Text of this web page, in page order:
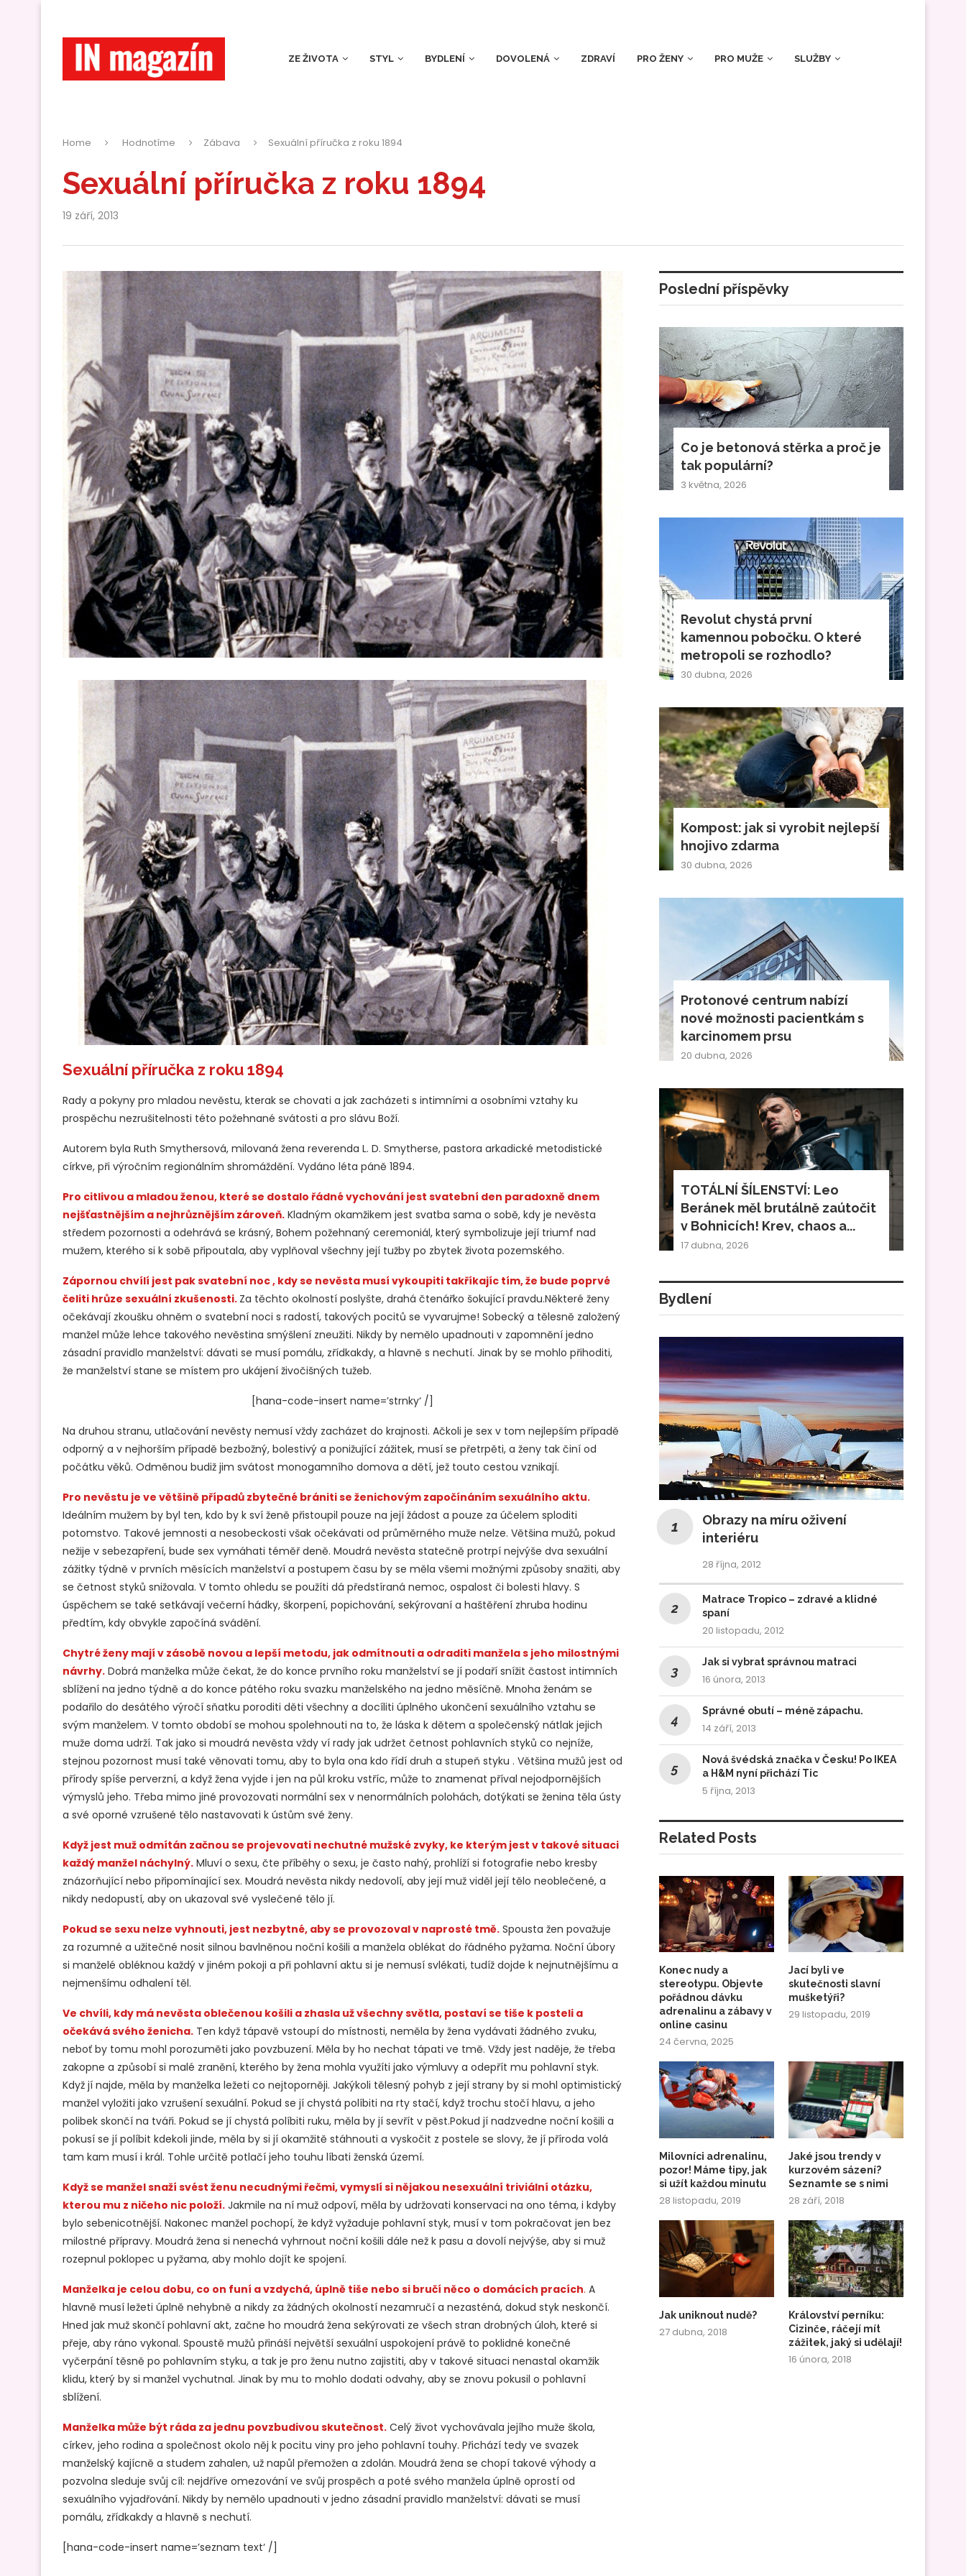
ZE ŽIVOTA STYL BYDLENÍ DOVOLENÁ ZDRAVÍ PRO ŽENY PRO MUŽE SLUŽBY
Home Hodnotíme Zábava Sexuální příručka z roku 1894
Sexuální příručka z roku 1894
19 září, 2013
Sexuální příručka z roku 1894
Rady a pokyny pro mladou nevěstu, kterak se chovati a jak zacházeti s intimními a osobními vztahy ku
prospěchu nezrušitelnosti této požehnané svátosti a pro slávu Boží.
Autorem byla Ruth Smythersová, milovaná žena reverenda L. D. Smytherse, pastora arkadické metodistické
církve, při výročním regionálním shromáždění. Vydáno léta páně 1894.
Pro citlivou a mladou ženou, které se dostalo řádné vychování jest svatební den paradoxně dnem
nejšťastnějším a nejhrůznějším zároveň. Kladným okamžikem jest svatba sama o sobě, kdy je nevěsta
středem pozornosti a odehrává se krásný, Bohem požehnaný ceremoniál, který symbolizuje její triumf nad
mužem, kterého si k sobě připoutala, aby vyplňoval všechny její tužby po zbytek života pozemského.
Zápornou chvílí jest pak svatební noc , kdy se nevěsta musí vykoupiti takříkajíc tím, že bude poprvé
čeliti hrůze sexuální zkušenosti. Za těchto okolností poslyšte, drahá čtenářko šokující pravdu.Některé ženy
očekávají zkoušku ohněm o svatební noci s radostí, takových pocitů se vyvarujme! Sobecký a tělesně založený
manžel může lehce takového nevěstina smýšlení zneužiti. Nikdy by nemělo upadnouti v zapomnění jedno
zásadní pravidlo manželství: dávati se musí pomálu, zřídkakdy, a hlavně s nechutí. Jinak by se mohlo přihoditi,
že manželství stane se místem pro ukájení živočišných tužeb.
[hana-code-insert name=’strnky‘ /]
Na druhou stranu, utlačování nevěsty nemusí vždy zacházet do krajnosti. Ačkoli je sex v tom nejlepším případě
odporný a v nejhorším případě bezbožný, bolestivý a ponižující zážitek, musí se přetrpěti, a ženy tak činí od
počátku věků. Odměnou budiž jim svátost monogamního domova a dětí, jež touto cestou vznikají.
Pro nevěstu je ve většině případů zbytečné brániti se ženichovým započínáním sexuálního aktu.
Ideálním mužem by byl ten, kdo by k sví ženě přistoupil pouze na její žádost a pouze za účelem sploditi
potomstvo. Takové jemnosti a nesobeckosti však očekávati od průměrného muže nelze. Většina mužů, pokud
nežije v sebezapření, bude sex vymáhati téměř deně. Moudrá nevěsta statečně protrpí nejvýše dva sexuální
zážitky týdně v prvních měsících manželství a postupem času by se měla všemi možnými způsoby snažiti, aby
se četnost styků snižovala. V tomto ohledu se použíti dá předstíraná nemoc, ospalost či bolesti hlavy. S
úspěchem se také setkávají večerní hádky, škorpení, popichování, sekýrovaní a haštěření zhruba hodinu
předtím, kdy obvykle započíná svádění.
Chytré ženy mají v zásobě novou a lepší metodu, jak odmítnouti a odraditi manžela s jeho milostnými
návrhy. Dobrá manželka může čekat, že do konce prvního roku manželství se jí podaří snížit častost intimních
sblížení na jedno týdně a do konce pátého roku svazku manželského na jedno měsíčně. Mnoha ženám se
podařilo do desátého výročí sňatku poroditi děti všechny a docíliti úplného ukončení sexuálního vztahu se
svým manželem. V tomto období se mohou spolehnouti na to, že láska k dětem a společenský nátlak jejich
muže doma udrží. Tak jako si moudrá nevěsta vždy ví rady jak udržet četnost pohlavních styků co nejníže,
stejnou pozornost musí také věnovati tomu, aby to byla ona kdo řídí druh a stupeň styku . Většina mužů jest od
přírody spíše perverzní, a když žena vyjde i jen na půl kroku vstříc, může to znamenat příval nejodpornějších
výmyslů jeho. Třeba mimo jiné provozovati normální sex v nenormálních polohách, dotýkati se ženina těla ústy
a své oporné vzrušené tělo nastavovati k ústům své ženy.
Když jest muž odmítán začnou se projevovati nechutné mužské zvyky, ke kterým jest v takové situaci
každý manžel náchylný. Mluví o sexu, čte příběhy o sexu, je často nahý, prohlíží si fotografie nebo kresby
znázorňující nebo připomínající sex. Moudrá nevěsta nikdy nedovolí, aby její muž viděl její tělo neoblečené, a
nikdy nedopustí, aby on ukazoval své vyslečené tělo jí.
Pokud se sexu nelze vyhnouti, jest nezbytné, aby se provozoval v naprosté tmě. Spousta žen považuje
za rozumné a užitečné nosit silnou bavlněnou noční košili a manžela oblékat do řádného pyžama. Noční úbory
si manželé obléknou každý v jiném pokoji a při pohlavní aktu si je nemusí svlékati, tudíž dojde k nejnutnějšímu a
nejmenšímu odhalení těl.
Ve chvíli, kdy má nevěsta oblečenou košili a zhasla už všechny světla, postaví se tiše k posteli a
očekává svého ženicha. Ten když tápavě vstoupí do místnosti, neměla by žena vydávati žádného zvuku,
neboť by tomu mohl porozuměti jako povzbuzení. Měla by ho nechat tápati ve tmě. Vždy jest naděje, že třeba
zakopne a způsobí si malé zranění, kterého by žena mohla využíti jako výmluvy a odepřít mu pohlavní styk.
Když jí najde, měla by manželka ležeti co nejtoporněji. Jakýkoli tělesný pohyb z její strany by si mohl optimistický
manžel vyložiti jako vzrušení sexuální. Pokud se jí chystá políbiti na rty stačí, když trochu stočí hlavu, a jeho
polibek skončí na tváři. Pokud se jí chystá políbiti ruku, měla by jí sevřít v pěst.Pokud jí nadzvedne noční košili a
pokusí se jí políbit kdekoli jinde, měla by si jí okamžitě stáhnouti a vyskočit z postele se slovy, že jí příroda volá
tam kam musí i král. Tohle určitě potlačí jeho touhu líbati ženská území.
Když se manžel snaží svést ženu necudnými řečmi, vymyslí si nějakou nesexuální triviální otázku,
kterou mu z ničeho nic položí. Jakmile na ní muž odpoví, měla by udržovati konservaci na ono téma, i kdyby
bylo sebenicotnější. Nakonec manžel pochopí, že když vyžaduje pohlavní styk, musí v tom pokračovat jen bez
milostné přípravy. Moudrá žena si nenechá vyhrnout noční košili dále než k pasu a dovolí nejvýše, aby si muž
rozepnul poklopec u pyžama, aby mohlo dojít ke spojení.
Manželka je celou dobu, co on funí a vzdychá, úplně tiše nebo si bručí něco o domácích pracích. A
hlavně musí ležeti úplně nehybně a nikdy za žádných okolností nezamručí a nezasténá, dokud styk neskončí.
Hned jak muž skončí pohlavní akt, začne ho moudrá žena sekýrovati ze všech stran drobných úloh, které si
přeje, aby ráno vykonal. Spoustě mužů přináší největší sexuální uspokojení právě to poklidné konečné
vyčerpání těsně po pohlavním styku, a tak je pro ženu nutno zajistiti, aby v takové situaci nenastal okamžik
klidu, který by si manžel vychutnal. Jinak by mu to mohlo dodati odvahy, aby se znovu pokusil o pohlavní
sblížení.
Manželka může být ráda za jednu povzbudivou skutečnost. Celý život vychovávala jejího muže škola,
církev, jeho rodina a společnost okolo něj k pocitu viny pro jeho pohlavní touhy. Přichází tedy ve svazek
manželský kajícně a studem zahalen, už napůl přemožen a zdolán. Moudrá žena se chopí takové výhody a
pozvolna sleduje svůj cíl: nejdříve omezování ve svůj prospěch a poté svého manžela úplně oprostí od
sexuálního vyjadřování. Nikdy by nemělo upadnouti v jedno zásadní pravidlo manželství: dávati se musí
pomálu, zřídkakdy a hlavně s nechutí.
[hana-code-insert name=’seznam text‘ /]
Poslední příspěvky
Co je betonová stěrka a proč je
tak populární?
3 května, 2026
Revolut chystá první
kamennou pobočku. O které
metropoli se rozhodlo?
30 dubna, 2026
Kompost: jak si vyrobit nejlepší
hnojivo zdarma
30 dubna, 2026
Protonové centrum nabízí
nové možnosti pacientkám s
karcinomem prsu
20 dubna, 2026
TOTÁLNÍ ŠÍLENSTVÍ: Leo
Beránek měl brutálně zaútočit
v Bohnicích! Krev, chaos a...
17 dubna, 2026
Bydlení
Obrazy na míru oživení
interiéru
28 října, 2012
Matrace Tropico – zdravé a klidné
spaní
20 listopadu, 2012
Jak si vybrat správnou matraci
16 února, 2013
Správné obutí – méně zápachu.
14 září, 2013
Nová švédská značka v Česku! Po IKEA
a H&M nyní přichází Tic
5 října, 2013
Related Posts
Konec nudy a
stereotypu. Objevte
pořádnou dávku
adrenalinu a zábavy v
online casinu
24 června, 2025
Jací byli ve
skutečnosti slavní
mušketýři?
29 listopadu, 2019
Milovníci adrenalinu,
pozor! Máme tipy, jak
si užít každou minutu
28 listopadu, 2019
Jaké jsou trendy v
kurzovém sázení?
Seznamte se s nimi
28 září, 2018
Jak uniknout nudě?
27 dubna, 2018
Království perníku:
Cizinče, ráčejí mít
zážitek, jaký si udělají!
16 února, 2018